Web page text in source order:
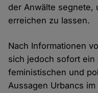
der Anwälte segnete,
erreichen zu lassen.
Nach Informationen
sich jedoch sofort ein
feministischen und
Aussagen Urbancs